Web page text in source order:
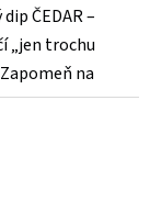
ČEDAR –
„jen trochu
na
tohle je...